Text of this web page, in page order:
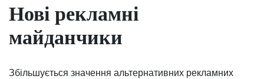
Нові рекламні
майданчики
Збільшується значення альтернативних рекламних